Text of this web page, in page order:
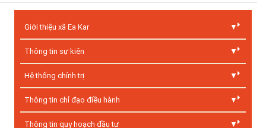
Giới thiệu xã Ea Kar
Thông tin sự kiện
Hệ thống chính trị
Thông tin chỉ đạo điều hành
Thông tin quy hoạch đầu tư